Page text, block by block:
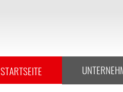
STARTSEITE UNSER